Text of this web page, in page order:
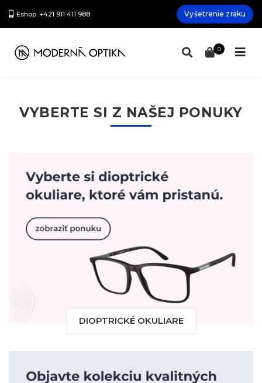
Eshop: +421 911 411 988 Vyšetrenie zraku
0
VYBERTE SI Z NAŠEJ PONUKY
DIOPTRICKÉ OKULIARE